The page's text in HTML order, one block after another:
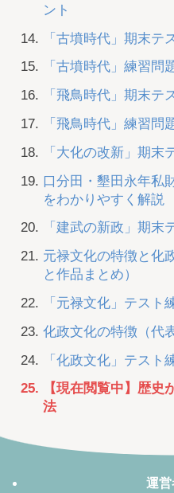
ント
「古墳時代」期末テ
「古墳時代」練習問
「飛鳥時代」期末テ
「飛鳥時代」練習問
「大化の改新」期末
口分田・墾田永年私
をわかりやすく解説
「建武の新政」期末
元禄文化の特徴と化
と作品まとめ）
「元禄文化」テスト
化政文化の特徴（代
「化政文化」テスト
【現在閲覧中】歴
法
運営